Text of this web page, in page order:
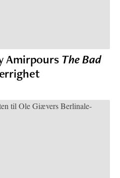
AmirpoursThe Bad